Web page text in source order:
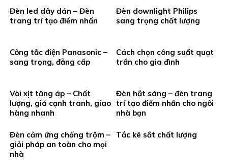
Đèn led dây dán – Đèn
trang trí tạo điểm nhấn
Đèn downlight Philips
sang trọng chất lượng
Công tắc điện Panasonic –
sang trọng, đẵng cấp
Cách chọn công suất quạt
trần cho gia đình
Vòi xịt tăng áp – Chất
lượng, giá cạnh tranh, giao
hàng nhanh
Đèn hắt sáng – đèn trang
trí tạo điểm nhấn cho ngôi
nhà bạn
Đèn cảm ứng chống trộm –
giải pháp an toàn cho mọi
nhà
Tắc kê sắt chất lượng